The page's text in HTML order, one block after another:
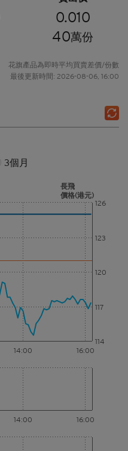
0.010
40萬份
花旗產品為即時平均買賣差價/份數
最後更新時間: 2026-08-06, 16:00
3個月
長飛
價格(港元)
14:00 16:00
14:00 16:00
114
117
120
123
126